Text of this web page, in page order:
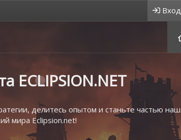
Вход
ECLIPSION.NET
делитесь опытом и станьте частью
мира Eclipsion.net!